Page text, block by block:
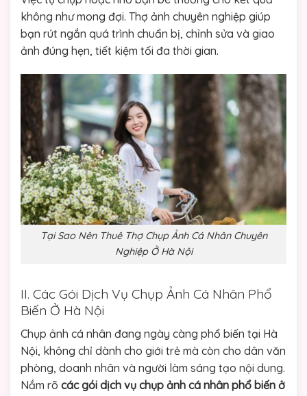
không như mong đợi. Thợ ảnh chuyên nghiệp giúp
bạn rút ngắn quá trình chuẩn bị, chỉnh sửa và giao
ảnh đúng hẹn, tiết kiệm tối đa thời gian.
Tại Sao Nên Thuê Thợ Chụp Ảnh Cá Nhân Chuyên
Nghiệp Ở Hà Nội
II. Các Gói Dịch Vụ Chụp Ảnh Cá Nhân Phổ
Biến Ở Hà Nội
Chụp ảnh cá nhân đang ngày càng phổ biến tại Hà
Nội, không chỉ dành cho giới trẻ mà còn cho dân văn
phòng, doanh nhân và người làm sáng tạo nội dung.
Nắm rõ các gói dịch vụ chụp ảnh cá nhân phổ biến ở